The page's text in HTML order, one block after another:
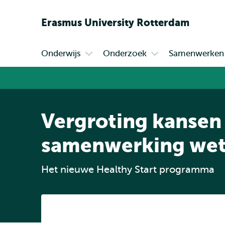
Erasmus University Rotterdam
Primair
Onderwijs Onderzoek Samenwerken
Vergroting
samenwerking
Het nieuwe Healthy Start programma